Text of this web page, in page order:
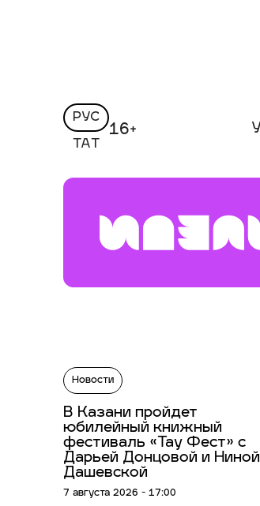
РУС
ТАТ
16+
Новости
В Казани пройдет
юбилейный книжный
фестиваль «Тау Фест» с
Дарьей Донцовой и Ниной
Дашевской
7 августа 2026 - 17:00